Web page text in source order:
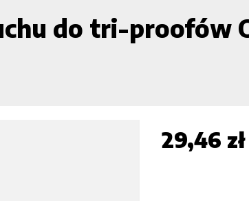
do tri-
29,46 zł